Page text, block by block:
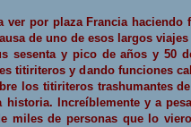
ver por plaza Francia
de uno de esos largos
sesenta y pico de años y 50
titiriteros y dando funciones
los titiriteros trashumantes
historia. Increíblemente y a
miles de personas que lo